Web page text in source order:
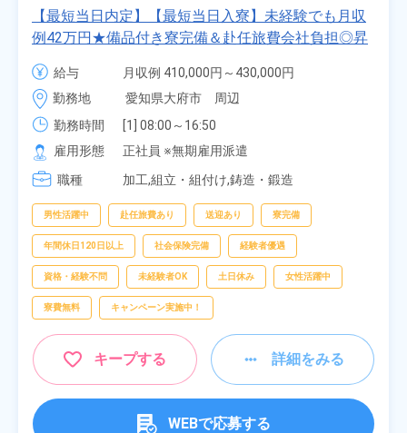
【最短当日内定】【最短当日入寮】未経験でも月収
例42万円★備品付き寮完備＆赴任旅費会社負担◎昇
給・業績賞与あり！組立や塗装など自動車製造の各
種作業！《愛知県大府市》
給与
月収例 410,000円～430,000円
月給 277,000円～277,000円
勤務地
愛知県大府市　周辺
勤務時間
[1] 08:00～16:50
[2] 06:25～15:10
[3] 17:05～01:50
雇用形態
正社員 ※無期雇用派遣
職種
加工,組立・組付け,鋳造・鍛造
男性活躍中 赴任旅費あり 送迎あり 寮完備
年間休日120日以上 社会保険完備 経験者優遇
資格・経験不問 未経験者OK 土日休み 女性活躍中
寮費無料 キャンペーン実施中！
キープする 詳細をみる
WEBで応募する